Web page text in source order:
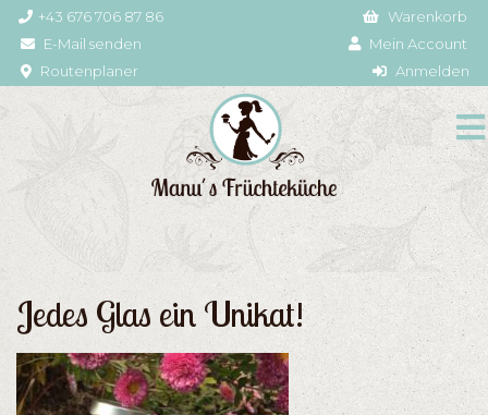
+43 676 706 87 86
E-Mail senden
Routenplaner
Warenkorb
Mein Account
Anmelden
Jedes Glas ein Unikat!